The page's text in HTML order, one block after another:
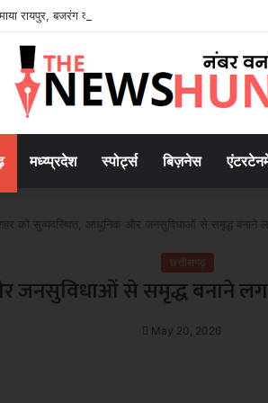
रायपुर, बजरंग दल ने किया घेराव; अरुण पन्नालाल गिरफ्तार..
मध्य्प्रदेश स्पोर्ट्स बिज़नेस
को सुव्यवस्थित, आधुनिक और जनसुविधाओं से समृद्ध बनाने
छत्तीसगढ़
से समृद्ध बनाने
May 20, 2026